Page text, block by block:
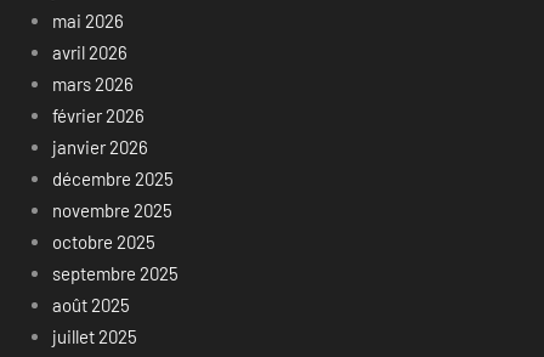
mai 2026
avril 2026
mars 2026
février 2026
janvier 2026
décembre 2025
novembre 2025
octobre 2025
septembre 2025
août 2025
juillet 2025